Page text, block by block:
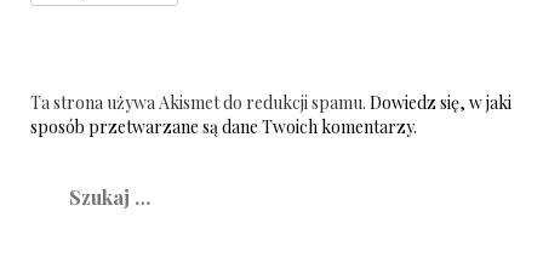
Ta strona używa Akismet do redukcji spamu. Dowiedz się, w jaki
sposób przetwarzane są dane Twoich komentarzy.